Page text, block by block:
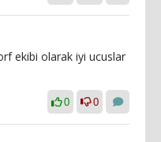
ekibi olarak iyi ucuslar
0 0